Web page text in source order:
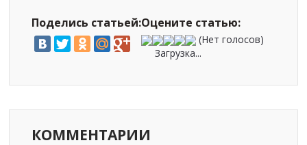
Поделись статьей:Оцените статью:
(Нет голосов)
Загрузка...
КОММЕНТАРИИ